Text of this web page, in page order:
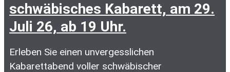
schwäbisches Kabarett, am 29.
Juli 26, ab 19 Uhr.
Erleben Sie einen unvergesslichen
Kabarettabend voller schwäbischer